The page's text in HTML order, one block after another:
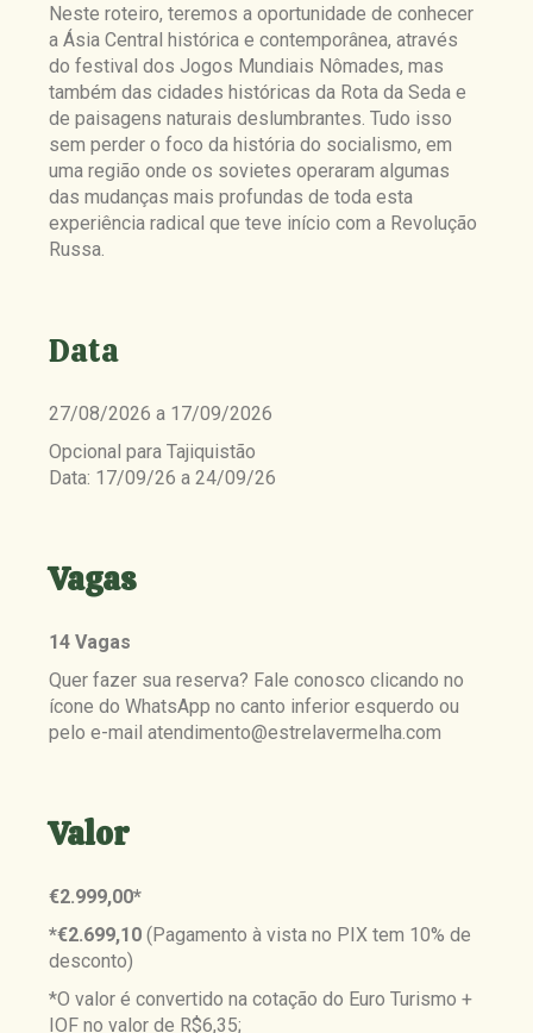
Neste roteiro, teremos a oportunidade de conhecer
a Ásia Central histórica e contemporânea, através
do festival dos Jogos Mundiais Nômades, mas
também das cidades históricas da Rota da Seda e
de paisagens naturais deslumbrantes. Tudo isso
sem perder o foco da história do socialismo, em
uma região onde os sovietes operaram algumas
das mudanças mais profundas de toda esta
experiência radical que teve início com a Revolução
Russa.
Data
27/08/2026 a 17/09/2026
Opcional para Tajiquistão
Data: 17/09/26 a 24/09/26
Vagas
14 Vagas
Quer fazer sua reserva? Fale conosco clicando no
ícone do WhatsApp no canto inferior esquerdo ou
pelo e-mail atendimento@estrelavermelha.com
Valor
€2.999,00*
*€2.699,10 (Pagamento à vista no PIX tem 10% de
desconto)
*O valor é convertido na cotação do Euro Turismo +
IOF no valor de R$6,35;